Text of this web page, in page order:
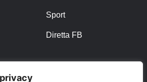
Sport
Diretta FB